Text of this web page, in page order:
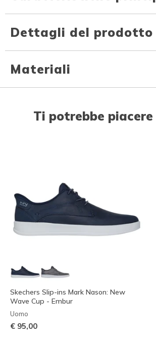
Dettagli del prodotto
Materiali
Ti potrebbe piacere
Skechers Slip-ins Mark Nason: New
Wave Cup - Embur
Uomo
€ 95,00